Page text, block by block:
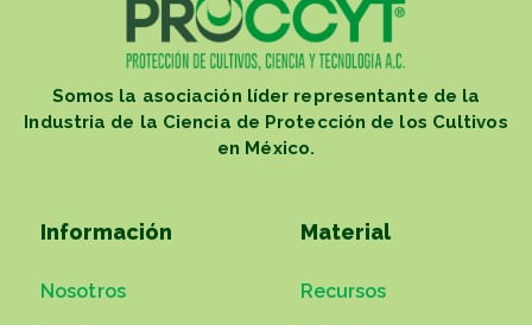
Somos la asociación líder representante de la
Industria de la Ciencia de Protección de los Cultivos
en México.
Información
Nosotros
Material
Recursos